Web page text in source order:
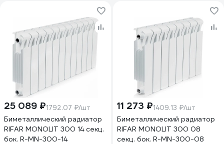
25 089 ₽1792.07 ₽/шт
Биметаллический радиатор
RIFAR MONOLIT 300 14 секц.
бок. R-MN-300-14
11 273 ₽1409.13 ₽/шт
Биметаллический радиатор
RIFAR MONOLIT 300 08
секц. бок. R-MN-300-08